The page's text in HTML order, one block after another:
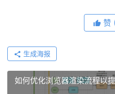
赞
生成海报
如何优化浏览器渲染流程以